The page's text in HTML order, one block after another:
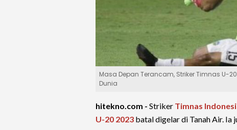
Masa Depan Terancam, Striker Timnas U-
Dunia
hitekno.com - Striker Timnas
U-20 2023 batal digelar di Tanah Air. Ia